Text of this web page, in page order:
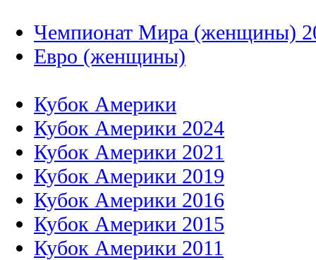
Чемпионат Мира (женщины)
Евро (женщины)
Кубок Америки
Кубок Америки 2024
Кубок Америки 2021
Кубок Америки 2019
Кубок Америки 2016
Кубок Америки 2015
Кубок Америки 2011